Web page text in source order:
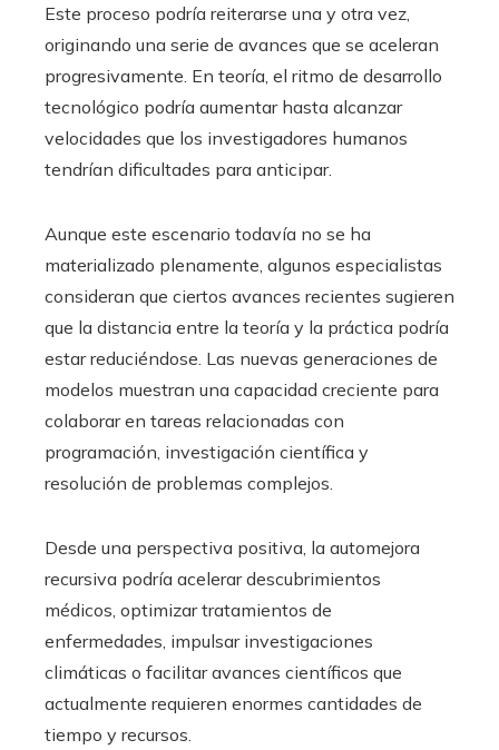
Este proceso podría reiterarse una y otra vez,
originando una serie de avances que se aceleran
progresivamente. En teoría, el ritmo de desarrollo
tecnológico podría aumentar hasta alcanzar
velocidades que los investigadores humanos
tendrían dificultades para anticipar.
Aunque este escenario todavía no se ha
materializado plenamente, algunos especialistas
consideran que ciertos avances recientes sugieren
que la distancia entre la teoría y la práctica podría
estar reduciéndose. Las nuevas generaciones de
modelos muestran una capacidad creciente para
colaborar en tareas relacionadas con
programación, investigación científica y
resolución de problemas complejos.
Desde una perspectiva positiva, la automejora
recursiva podría acelerar descubrimientos
médicos, optimizar tratamientos de
enfermedades, impulsar investigaciones
climáticas o facilitar avances científicos que
actualmente requieren enormes cantidades de
tiempo y recursos.